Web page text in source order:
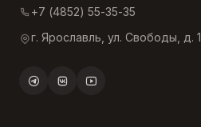
+7 (4852) 55-35-35
г. Ярославль, ул. Свободы, д. 1